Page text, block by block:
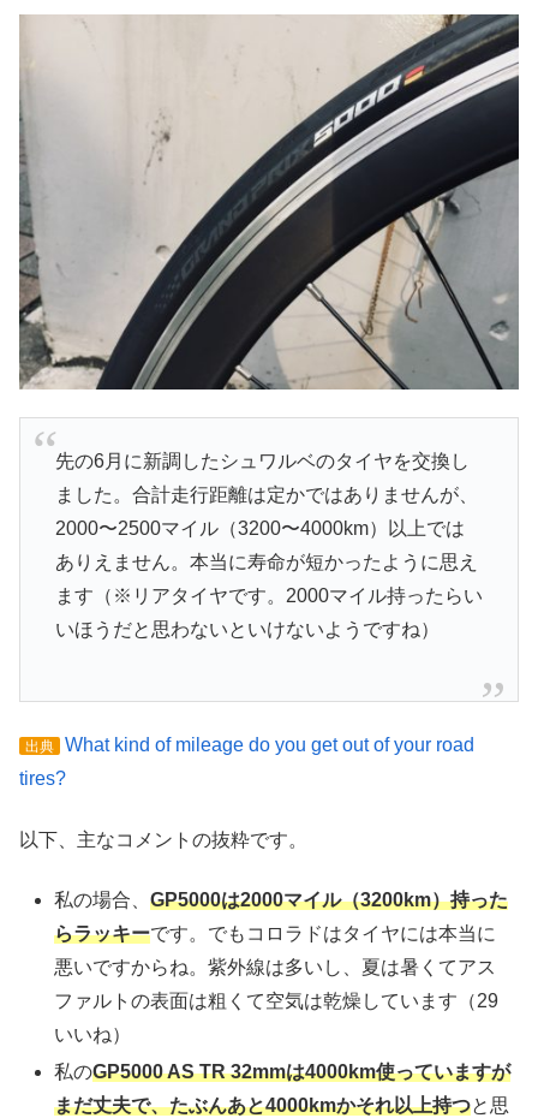
先の6月に新調したシュワルベのタイヤを交換し
ました。合計走行距離は定かではありませんが、
2000〜2500マイル（3200〜4000km）以上では
ありえません。本当に寿命が短かったように思え
ます（※リアタイヤです。2000マイル持ったらい
いほうだと思わないといけないようですね）
出典
What kind of mileage do you get out of your road
tires?
以下、主なコメントの抜粋です。
私の場合、GP5000は2000マイル（3200km）持った
らラッキーです。でもコロラドはタイヤには本当に
悪いですからね。紫外線は多いし、夏は暑くてアス
ファルトの表面は粗くて空気は乾燥しています（29
いいね）
私のGP5000 AS TR 32mmは4000km使っていますが
まだ丈夫で、たぶんあと4000kmかそれ以上持つと思